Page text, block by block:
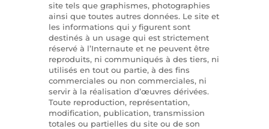
site tels que graphismes, photographies
ainsi que toutes autres données. Le site et
les informations qui y figurent sont
destinés à un usage qui est strictement
réservé à l’Internaute et ne peuvent être
reproduits, ni communiqués à des tiers, ni
utilisés en tout ou partie, à des fins
commerciales ou non commerciales, ni
servir à la réalisation d’œuvres dérivées.
Toute reproduction, représentation,
modification, publication, transmission
totales ou partielles du site ou de son